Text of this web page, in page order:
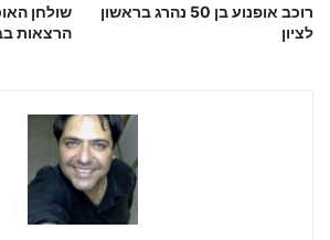
שולחן
הרצאות
רוכב אופנוע בן 50 נהרג בראשון
לציון